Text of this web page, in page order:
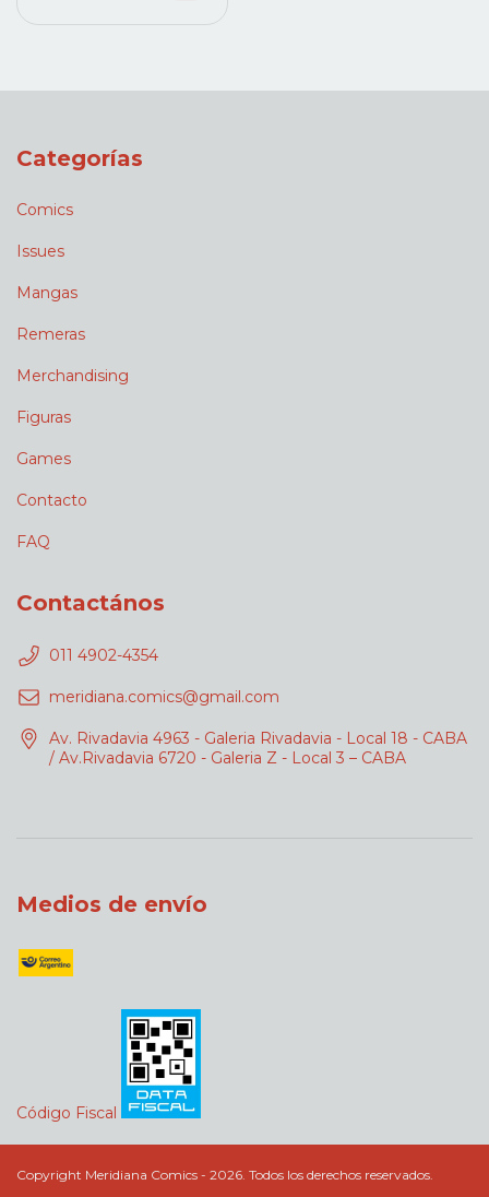
Categorías
Comics
Issues
Mangas
Remeras
Merchandising
Figuras
Games
Contacto
FAQ
Contactános
011 4902-4354
meridiana.comics@gmail.com
Av. Rivadavia 4963 - Galeria Rivadavia - Local 18 - CABA
/ Av.Rivadavia 6720 - Galeria Z - Local 3 – CABA
Medios de envío
Código Fiscal
Copyright Meridiana Comics - 2026. Todos los derechos reservados.